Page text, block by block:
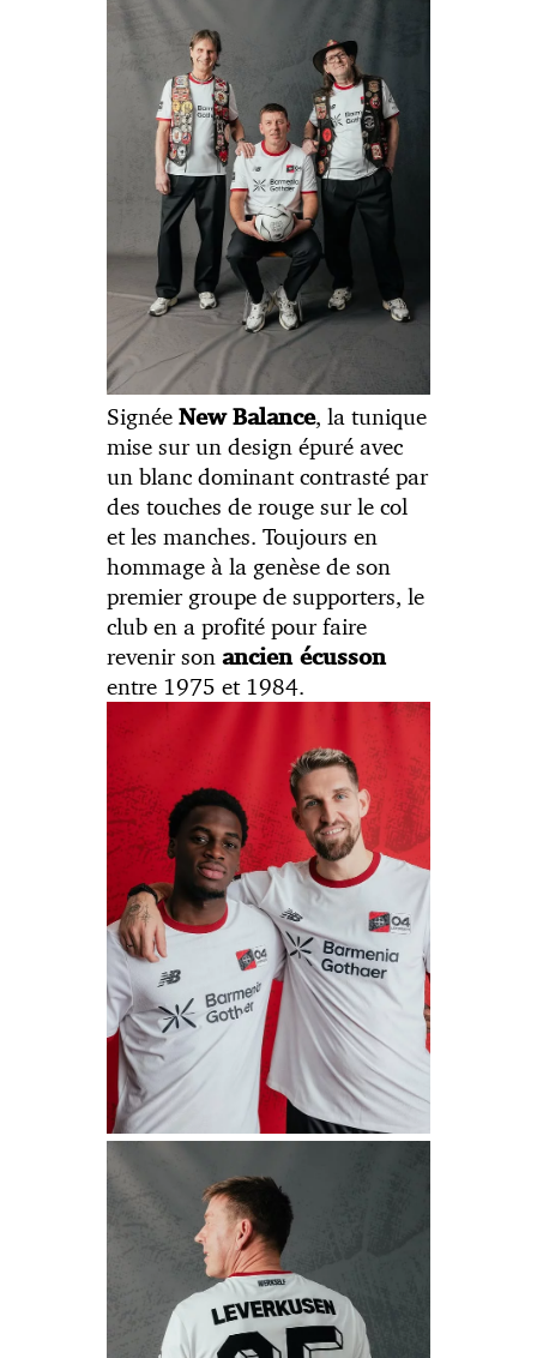
Signée New Balance, la tunique
mise sur un design épuré avec
un blanc dominant contrasté par
des touches de rouge sur le col
et les manches. Toujours en
hommage à la genèse de son
premier groupe de supporters, le
club en a profité pour faire
revenir son ancien écusson
entre 1975 et 1984.